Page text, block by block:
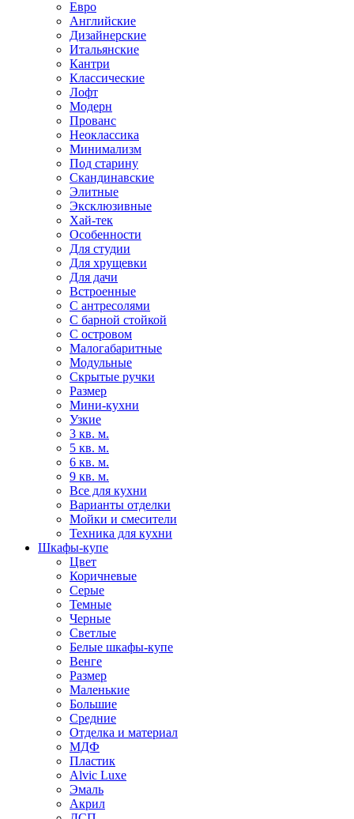
Евро
Английские
Дизайнерские
Итальянские
Кантри
Классические
Лофт
Модерн
Прованс
Неоклассика
Минимализм
Под старину
Скандинавские
Элитные
Эксклюзивные
Хай-тек
Особенности
Для студии
Для хрущевки
Для дачи
Встроенные
С антресолями
С барной стойкой
С островом
Малогабаритные
Модульные
Скрытые ручки
Размер
Мини-кухни
Узкие
3 кв. м.
5 кв. м.
6 кв. м.
9 кв. м.
Все для кухни
Варианты отделки
Мойки и смесители
Техника для кухни
Шкафы-купе
Цвет
Коричневые
Серые
Темные
Черные
Светлые
Белые шкафы-купе
Венге
Размер
Маленькие
Большие
Средние
Отделка и материал
МДФ
Пластик
Alvic Luxe
Эмаль
Акрил